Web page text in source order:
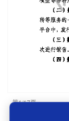
第1/17页